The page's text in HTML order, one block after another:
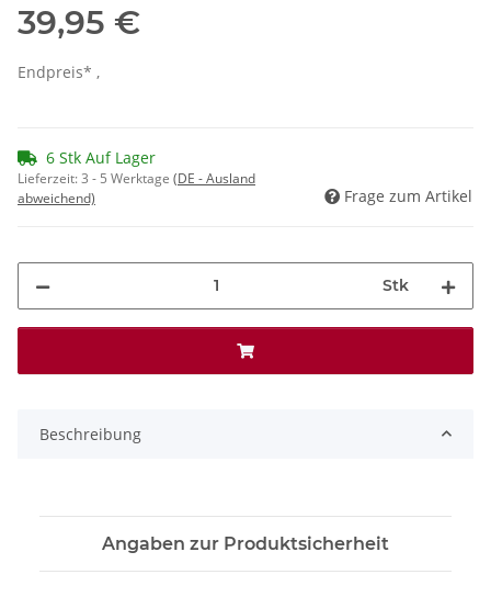
39,95 €
Endpreis* ,
6 Stk Auf Lager
Lieferzeit:3 - 5 Werktage (DE - Ausland
abweichend)
Frage zum Artikel
Stk
Beschreibung
Angaben zur Produktsicherheit